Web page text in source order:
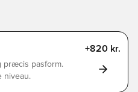
+820 kr.
præcis pasform.
niveau.